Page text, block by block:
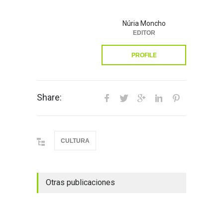
Núria Moncho
EDITOR
PROFILE
Share:
CULTURA
Otras publicaciones